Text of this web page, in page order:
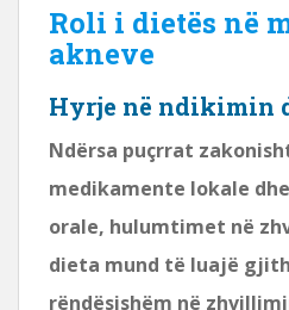
Roli i dietës në
akneve
Hyrje në ndikimin
Ndërsa puçrrat
medikamente lokale
orale, hulumtimet në
dieta mund të luajë
rëndësishëm në